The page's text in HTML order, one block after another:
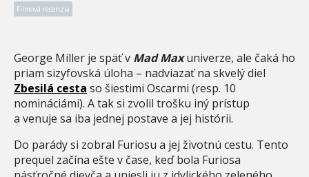
Filmová recenzia
George Miller je späť v Mad Maxuniverze, ale čaká ho
priam sizyfovská úloha – nadviazať na skvelý diel
Zbesilá cesta so šiestimi Oscarmi (resp. 10
nomináciámi). A tak si zvolil trošku iný prístup
a venuje sa iba jednej postave a jej histórii.
Do parády si zobral Furiosu a jej životnú cestu. Tento
prequel začína ešte v čase, keď bola Furiosa